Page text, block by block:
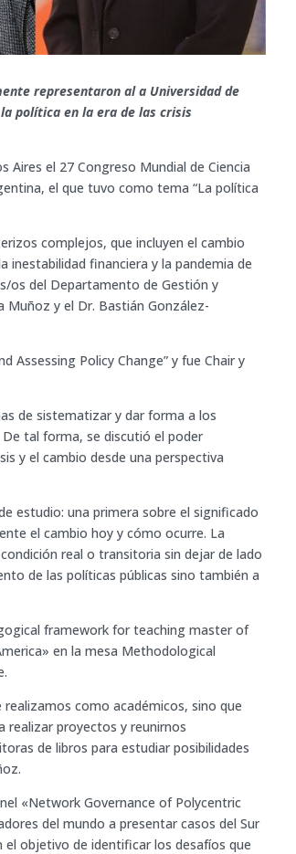
representaron al a Universidad de
política en la era de las crisis
Aires el 27 Congreso Mundial de Ciencia
el que tuvo como tema “La política
complejos, que incluyen el cambio
financiera y la pandemia de
os del Departamento de Gestión y
Muñoz y el Dr. Bastián González-
Assessing Policy Change” y fue Chair y
de sistematizar y dar forma a los
tal forma, se discutió el poder
y el cambio desde una perspectiva
estudio: una primera sobre el significado
el cambio hoy y cómo ocurre. La
real o transitoria sin dejar de lado
de las políticas públicas sino también a
framework for teaching master of
en la mesa Methodological
como académicos, sino que
realizar proyectos y reunirnos
de libros para estudiar posibilidades
«Network Governance of Polycentric
del mundo a presentar casos del Sur
objetivo de identificar los desafíos que